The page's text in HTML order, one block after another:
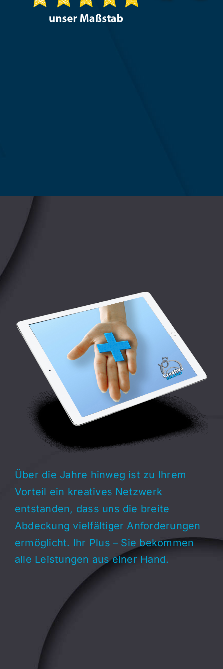
Über die Jahre hinweg ist zu Ihrem
Vorteil ein kreatives Netzwerk
entstanden, dass uns die breite
Abdeckung vielfältiger Anforderungen
ermöglicht. Ihr Plus – Sie bekommen
alle Leistungen aus einer Hand.